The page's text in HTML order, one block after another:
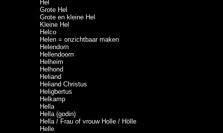
Hel
Grote Hel
Grote en kleine Hel
Kleine Hel
Helco
Helen = onzichtbaar maken
Helendorn
Hellendoorn
Helheim
Helhond
Heliand
Heliand Christus
Heligbertus
Helkamp
Hella
Hella (godin)
Hella / Frau of vrouw Holle / Hölle
Helle